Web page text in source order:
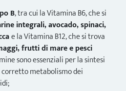
B, tra cui la Vitamina B6, che si
integrali, avocado, spinaci,
e la Vitamina B12, che si trova
frutti di mare e pesci
sono essenziali per la sintesi
corretto metabolismo dei